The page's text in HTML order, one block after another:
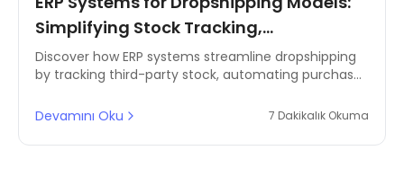
Simplifying Stock Tracking,
Automating Purchase Orders, and
Integrating Finances
Discover how ERP systems streamline dropshipping
by tracking third-party stock, automating purchase
eCommerce brands.
Devamını Oku 7 Dakikalık Okuma